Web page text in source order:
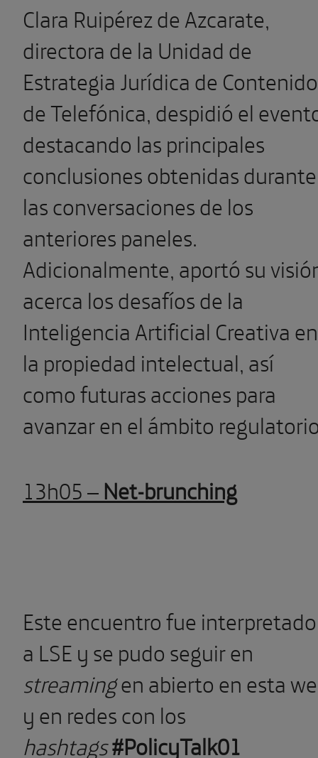
Clara Ruipérez de Azcarate,
directora de la Unidad de
Estrategia Jurídica de
de Telefónica, despidió el
destacando las principales
conclusiones obtenidas durante
las conversaciones de los
anteriores paneles.
Adicionalmente, aportó su
acerca los desafíos de la
Inteligencia Artificial Creativa en
la propiedad intelectual, así
como futuras acciones para
avanzar en el ámbito
13h05 –Net-brunching
Este encuentro fue interpretado
a LSE y se pudo seguir en
streamingen abierto en esta
y en redes con los
hashtags#PolicyTalk01